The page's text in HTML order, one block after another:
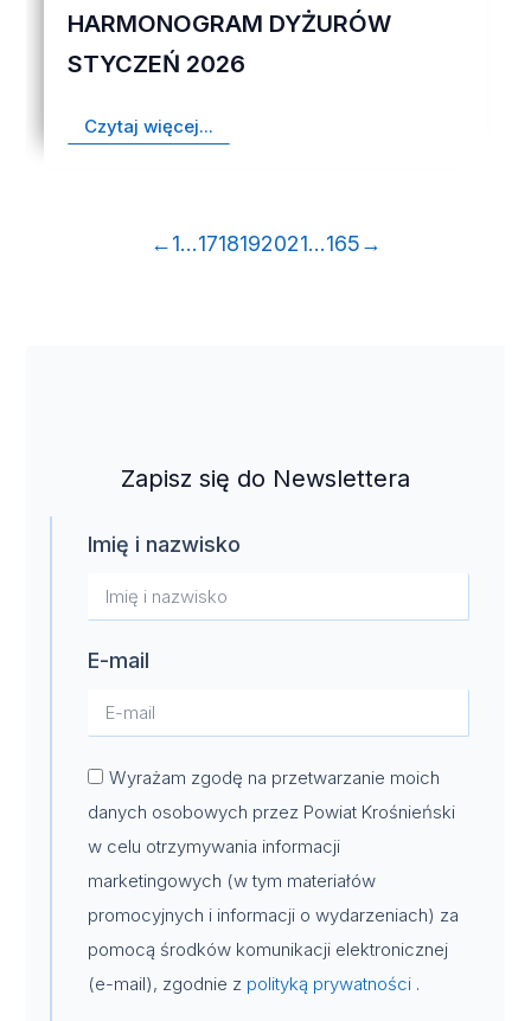
HARMONOGRAM DYŻURÓW
STYCZEŃ 2026
Czytaj więcej...
←1…1718192021…165→
Zapisz się do Newslettera
Imię i nazwisko
E-mail
Wyrażam zgodę na przetwarzanie moich
danych osobowych przez Powiat Krośnieński
w celu otrzymywania informacji
marketingowych (w tym materiałów
promocyjnych i informacji o wydarzeniach) za
pomocą środków komunikacji elektronicznej
(e-mail), zgodnie z polityką prywatności .